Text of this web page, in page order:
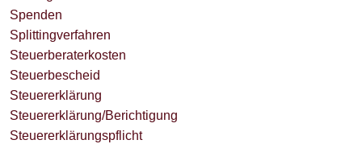
Spenden
Splittingverfahren
Steuerberaterkosten
Steuerbescheid
Steuererklärung
Steuererklärung/Berichtigung
Steuererklärungspflicht